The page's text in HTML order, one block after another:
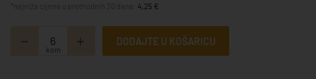
4,25 €
kom
DODAJTE U KOŠARICU